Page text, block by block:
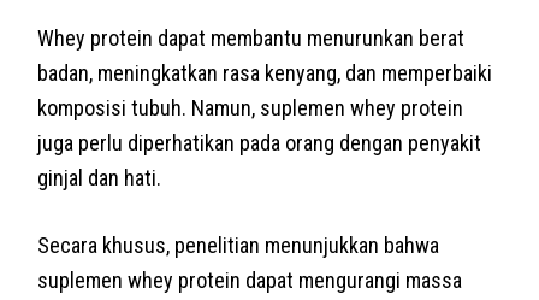
Whey protein dapat membantu menurunkan berat
badan, meningkatkan rasa kenyang, dan memperbaiki
komposisi tubuh. Namun, suplemen whey protein
juga perlu diperhatikan pada orang dengan penyakit
ginjal dan hati.
Secara khusus, penelitian menunjukkan bahwa
suplemen whey protein dapat mengurangi massa